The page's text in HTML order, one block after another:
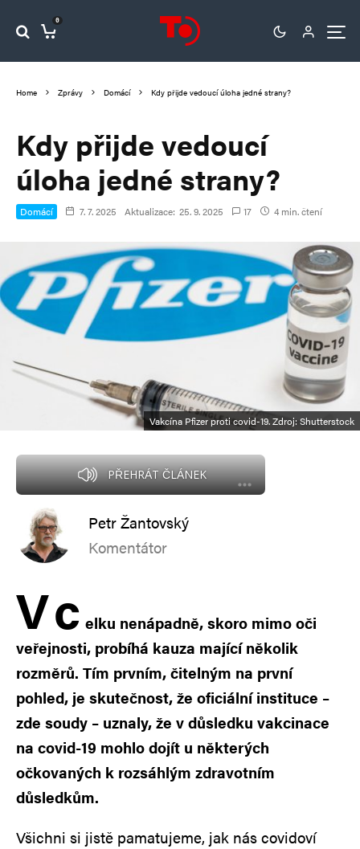
0
Home Zprávy Domácí Kdy přijde vedoucí úloha jedné strany?
Kdy přijde vedoucí
úloha jedné strany?
Domácí 7. 7. 2025 Aktualizace: 25. 9. 2025 17 4 min. čtení
Vakcína Pfizer proti covid-19. Zdroj: Shutterstock
PŘEHRÁT ČLÁNEK
Petr Žantovský
Komentátor
Vc elku nenápadně, skoro mimo oči
veřejnosti, probíhá kauza mající několik
rozměrů. Tím prvním, čitelným na první
pohled, je skutečnost, že oficiální instituce –
zde soudy – uznaly, že v důsledku vakcinace
na covid-19 mohlo dojít u některých
očkovaných k rozsáhlým zdravotním
důsledkům.
Všichni si jistě pamatujeme, jak nás covidoví